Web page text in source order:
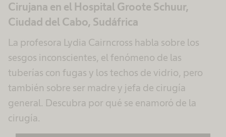
powered byUsercentrics Consent
Management Platform
Cirujana en el Hospital Groote Schuur,
Ciudad del Cabo, Sudáfrica
La profesora Lydia Cairncross habla sobre los
sesgos inconscientes, el fenómeno de las
tuberías con fugas y los techos de vidrio, pero
también sobre ser madre y jefa de cirugía
general. Descubra por qué se enamoró de la
cirugía.